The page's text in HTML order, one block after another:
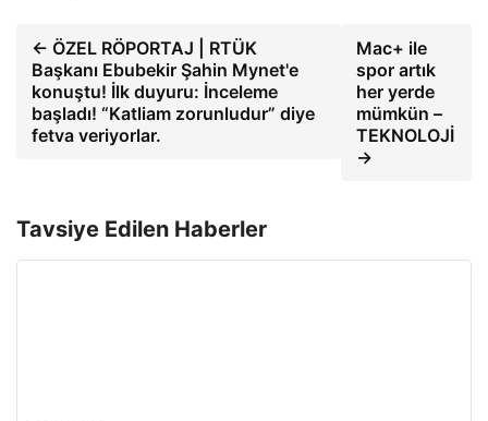
← ÖZEL RÖPORTAJ | RTÜK
Başkanı Ebubekir Şahin Mynet'e
konuştu! İlk duyuru: İnceleme
başladı! “Katliam zorunludur” diye
fetva veriyorlar.
Mac+ ile
spor artık
her yerde
mümkün –
TEKNOLOJİ
→
Tavsiye Edilen Haberler